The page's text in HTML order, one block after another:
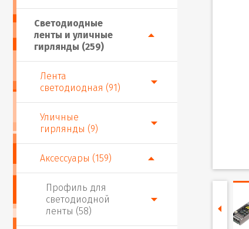
Светодиодные
ленты и уличные
гирлянды (259)
Лента
светодиодная (91)
Уличные
гирлянды (9)
Аксессуары (159)
Профиль для
светодиодной
ленты (58)